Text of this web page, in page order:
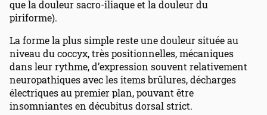
que la douleur sacro-iliaque et la douleur du
piriforme).
La forme la plus simple reste une douleur située au
niveau du coccyx, très positionnelles, mécaniques
dans leur rythme, d’expression souvent relativement
neuropathiques avec les items brûlures, décharges
électriques au premier plan, pouvant être
insomniantes en décubitus dorsal strict.